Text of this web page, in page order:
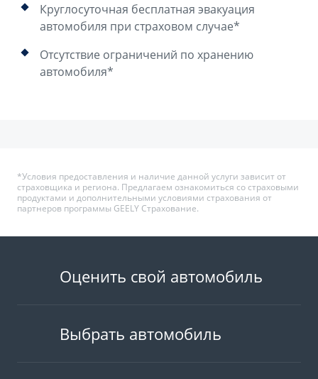
Круглосуточная бесплатная эвакуация
автомобиля при страховом случае*
Отсутствие ограничений по хранению
автомобиля*
*Условия предоставления и наличие данной услуги зависит от
страховщика и региона. Предлагаем ознакомиться со страховыми
продуктами и дополнительными условиями страхования от
партнеров программы GEELY Страхование.
Оценить свой автомобиль
Выбрать автомобиль